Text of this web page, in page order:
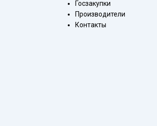
Госзакупки
Производители
Контакты